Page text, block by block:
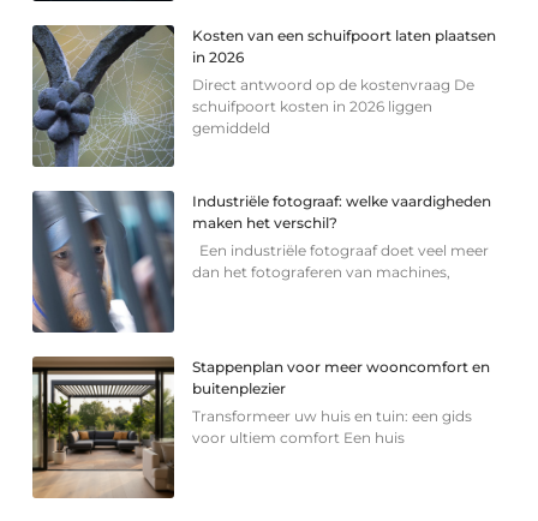
Kosten van een schuifpoort laten plaatsen
in 2026
Direct antwoord op de kostenvraag De
schuifpoort kosten in 2026 liggen
gemiddeld
Industriële fotograaf: welke vaardigheden
maken het verschil?
Een industriële fotograaf doet veel meer
dan het fotograferen van machines,
Stappenplan voor meer wooncomfort en
buitenplezier
Transformeer uw huis en tuin: een gids
voor ultiem comfort Een huis